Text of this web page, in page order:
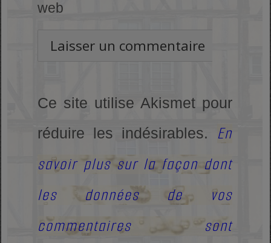
web
Ce site utilise Akismet pour
réduire les indésirables. En
savoir plus sur la façon dont
les données de vos
commentaires sont